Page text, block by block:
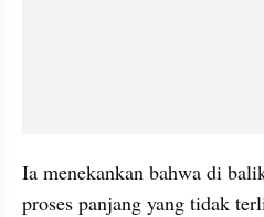
Ia menekankan bahwa di
proses panjang yang tidak